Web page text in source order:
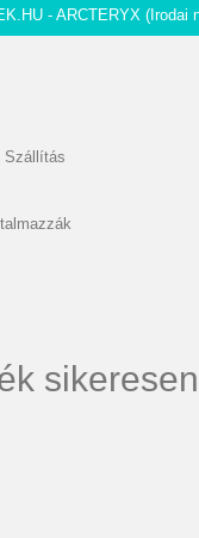
- ARCTERYX (Irodai
Szállítás